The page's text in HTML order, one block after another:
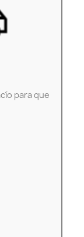
para que